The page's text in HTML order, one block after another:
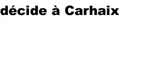
décide à Carhaix